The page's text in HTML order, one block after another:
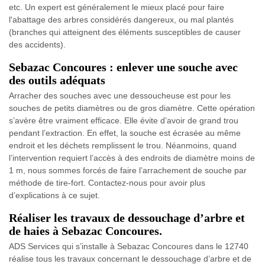
etc. Un expert est généralement le mieux placé pour faire
l'abattage des arbres considérés dangereux, ou mal plantés
(branches qui atteignent des éléments susceptibles de causer
des accidents).
Sebazac Concoures : enlever une souche avec
des outils adéquats
Arracher des souches avec une dessoucheuse est pour les
souches de petits diamètres ou de gros diamètre. Cette opération
s’avère être vraiment efficace. Elle évite d’avoir de grand trou
pendant l’extraction. En effet, la souche est écrasée au même
endroit et les déchets remplissent le trou. Néanmoins, quand
l’intervention requiert l’accès à des endroits de diamètre moins de
1 m, nous sommes forcés de faire l’arrachement de souche par
méthode de tire-fort. Contactez-nous pour avoir plus
d’explications à ce sujet.
Réaliser les travaux de dessouchage d’arbre et
de haies à Sebazac Concoures.
ADS Services qui s’installe à Sebazac Concoures dans le 12740
réalise tous les travaux concernant le dessouchage d’arbre et de